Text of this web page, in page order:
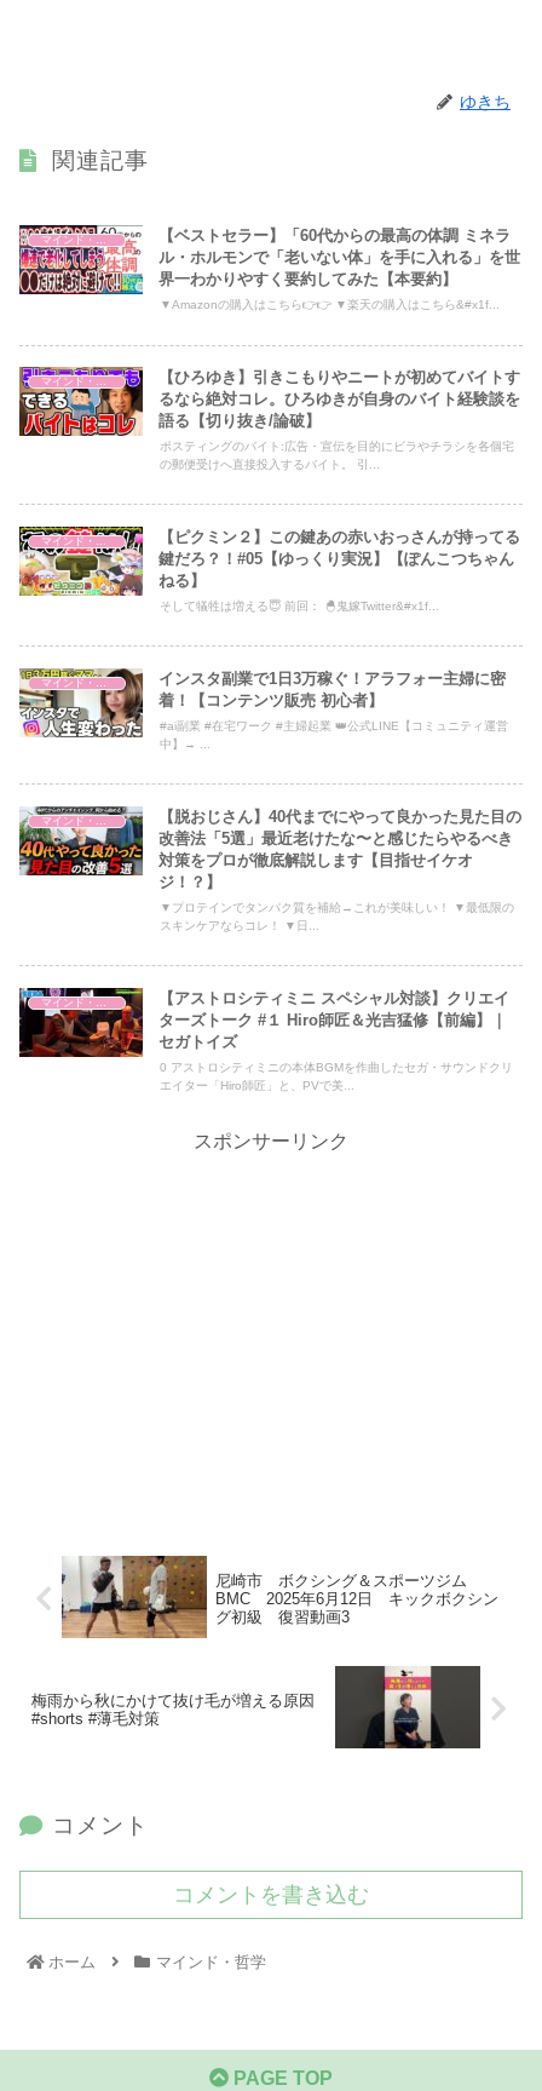
ゆきち
関連記事
マインド・哲学
【ベストセラー】「60代からの最高の体調 ミネラ
ル・ホルモンで「老いない体」を手に入れる」を世
界一わかりやすく要約してみた【本要約】
▼Amazonの購入はこちら👉👉 ▼楽天の購入はこちら&#x1f...
マインド・哲学
【ひろゆき】引きこもりやニートが初めてバイトす
るなら絶対コレ。ひろゆきが自身のバイト経験談を
語る【切り抜き/論破】
ポスティングのバイト:広告・宣伝を目的にビラやチラシを各個宅
の郵便受けへ直接投入するバイト。 引...
マインド・哲学
【ピクミン２】この鍵あの赤いおっさんが持ってる
鍵だろ？！#05【ゆっくり実況】【ぽんこつちゃん
ねる】
そして犠牲は増える😇 前回： 🐣鬼嫁Twitter&#x1f...
マインド・哲学
インスタ副業で1日3万稼ぐ！アラフォー主婦に密
着！【コンテンツ販売 初心者】
#ai副業 #在宅ワーク #主婦起業 👑公式LINE【コミュニティ運営
中】→ ...
マインド・哲学
【脱おじさん】40代までにやって良かった見た目の
改善法「5選」最近老けたな〜と感じたらやるべき
対策をプロが徹底解説します【目指せイケオ
ジ！？】
▼プロテインでタンパク質を補給→これが美味しい！ ▼最低限の
スキンケアならコレ！ ▼日...
【アストロシティミニ スペシャル対談】クリエイ
ターズトーク #１ Hiro師匠＆光吉猛修【前編】｜
セガトイズ
0 アストロシティミニの本体BGMを作曲したセガ・サウンドクリ
エイター「Hiro師匠」と、PVで美...
スポンサーリンク
尼崎市 ボクシング＆スポーツジム
BMC 2025年6月12日 キックボクシン
グ初級 復習動画3
梅雨から秋にかけて抜け毛が増える原因
#shorts #薄毛対策
コメント
コメントを書き込む
ホーム マインド・哲学
PAGE TOP